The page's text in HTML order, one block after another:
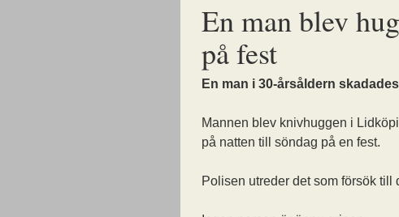
En man blev
på fest
En man i 30-årsåldern
Mannen blev knivhuggen i
på natten till söndag på en fest.
Polisen utreder det som försök till